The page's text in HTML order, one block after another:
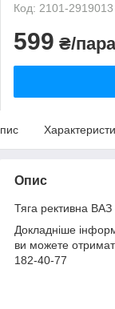
Код: 2101-2919013
599 ₴/пара
Опис
Тяга рективна
Докладніше
ви можете
182-40-77